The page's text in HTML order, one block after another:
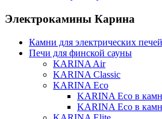
Электрокамины Карина
Камни для электрических печей
Печи для финской сауны
KARINA Air
KARINA Classic
KARINA Eco
KARINA Eco в
KARINA Eco в